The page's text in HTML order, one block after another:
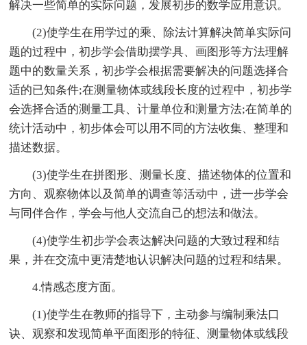
解决一些简单的实际问题，发展初步的数学应用意识。
(2)使学生在用学过的乘、除法计算解决简单实际问
题的过程中，初步学会借助摆学具、画图形等方法理解
题中的数量关系，初步学会根据需要解决的问题选择合
适的已知条件;在测量物体或线段长度的过程中，初步学
会选择合适的测量工具、计量单位和测量方法;在简单的
统计活动中，初步体会可以用不同的方法收集、整理和
描述数据。
(3)使学生在拼图形、测量长度、描述物体的位置和
方向、观察物体以及简单的调查等活动中，进一步学会
与同伴合作，学会与他人交流自己的想法和做法。
(4)使学生初步学会表达解决问题的大致过程和结
果，并在交流中更清楚地认识解决问题的过程和结果。
4.情感态度方面。
(1)使学生在教师的指导下，主动参与编制乘法口
诀、观察和发现简单平面图形的特征、测量物体或线段